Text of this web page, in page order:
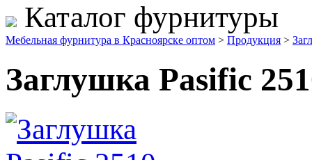
Каталог фурнитуры
Мебельная фурнитура в Красноярске оптом > Продукция >
Заглушка Pasific